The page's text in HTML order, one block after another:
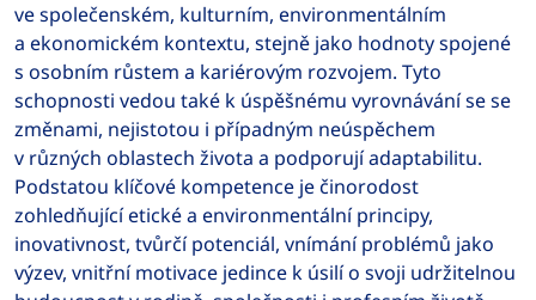
ve společenském, kulturním, environmentálním
a ekonomickém kontextu, stejně jako hodnoty spojené
s osobním růstem a kariérovým rozvojem. Tyto
schopnosti vedou také k úspěšnému vyrovnávání se se
změnami, nejistotou i případným neúspěchem
v různých oblastech života a podporují adaptabilitu.
Podstatou klíčové kompetence je činorodost
zohledňující etické a environmentální principy,
inovativnost, tvůrčí potenciál, vnímání problémů jako
výzev, vnitřní motivace jedince k úsilí o svoji udržitelnou